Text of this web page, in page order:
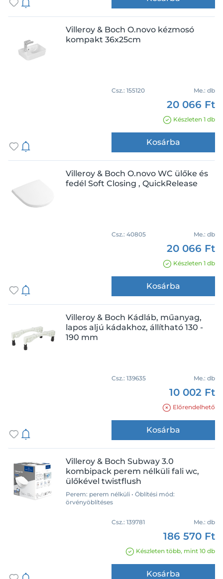
Villeroy & Boch O.novo kézmosó
kompakt 36x25cm
Csz.: 155120 Me.: db
20 066 Ft
Készleten 1 db
Kosárba
Villeroy & Boch O.novo WC ülőke és
fedél Soft Closing , QuickRelease
Csz.: 40805 Me.: db
20 066 Ft
Készleten 1 db
Kosárba
Villeroy & Boch Kádláb, műanyag,
lapos aljú kádakhoz, állítható 130 -
190 mm
Csz.: 139635 Me.: db
10 002 Ft
Előrendelhető
Kosárba
Villeroy & Boch Subway 3.0
kombipack perem nélküli fali wc,
ülőkével twistflush
Perem: perem nélküli • Öblítési mód:
örvényöblítéses
Csz.: 139781 Me.: db
186 570 Ft
Készleten több, mint 10 db
Kosárba